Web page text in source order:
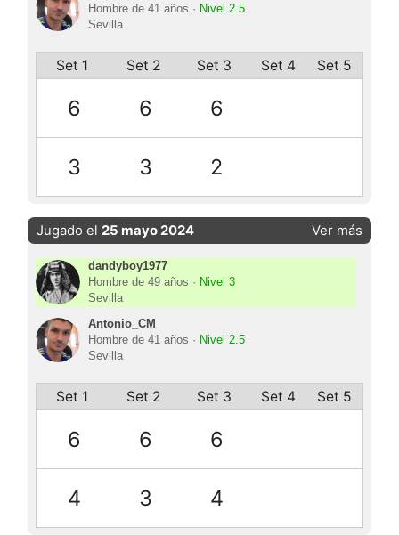
Hombre de 41 años · Nivel 2.5
Sevilla
Set 1 Set 2 Set 3 Set 4 Set 5
6 6 6
3 3 2
Jugado el 25 mayo 2024 Ver más
dandyboy1977
Hombre de 49 años · Nivel 3
Sevilla
Antonio_CM
Hombre de 41 años · Nivel 2.5
Sevilla
Set 1 Set 2 Set 3 Set 4 Set 5
6 6 6
4 3 4